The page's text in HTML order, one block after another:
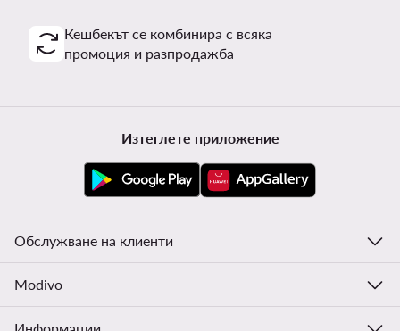
Кешбекът се комбинира с всяка
промоция и разпродажба
Изтеглете приложение
Обслужване на клиенти
Modivo